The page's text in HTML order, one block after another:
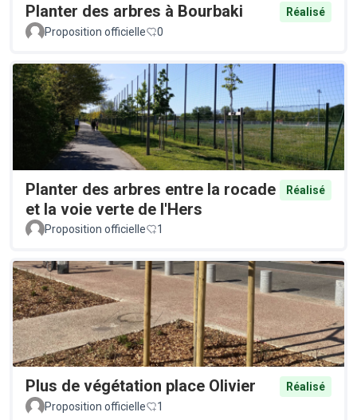
Planter des arbres à Bourbaki
Réalisé
Proposition officielle
0
Planter des arbres entre la rocade
et la voie verte de l'Hers
Réalisé
Proposition officielle 1
Plus de végétation place Olivier
Réalisé
Proposition officielle
1